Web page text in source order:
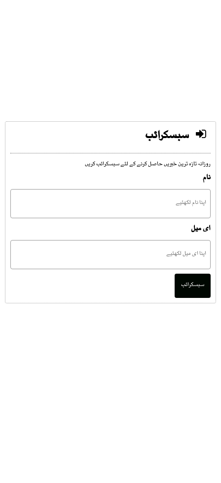
سبسکرائب
روزانہ تازہ ترین خبریں حاصل کرنے کے لئے سبسکرائب کریں
نام
ای میل
سبسکرائب